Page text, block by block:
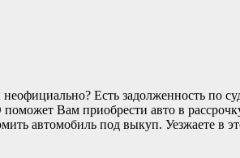
Есть задолженность по
Вам приобрести авто в
автомобиль под выкуп. Уезжаете в